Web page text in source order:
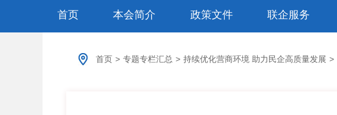
首页 本会简介 政策文件 联企服务
首页 > 专题专栏汇总 > 持续优化营商环境 助力民企高质量发展 >